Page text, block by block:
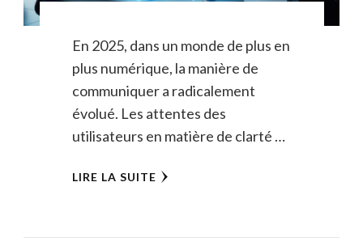
En 2025, dans un monde de plus en
plus numérique, la manière de
communiquer a radicalement
évolué. Les attentes des
utilisateurs en matière de clarté …
LIRE LA SUITE